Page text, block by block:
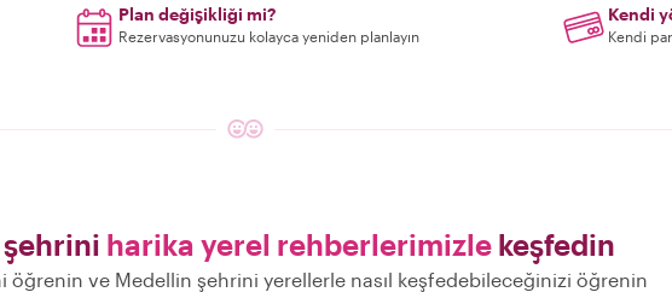
Plan değişikliği mi?
Rezervasyonunuzu kolayca yeniden planlayın
Kendi
Kendi
harika yerel rehberlerimizle keşfedin
öğrenin ve Medellin şehrini yerellerle nasıl keşfedebileceğinizi öğrenin